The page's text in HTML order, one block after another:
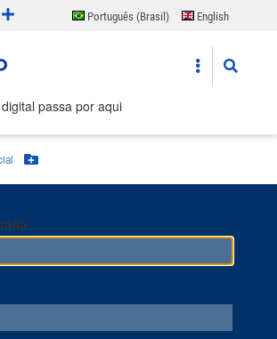
Português (Brasil)
English
passa por aqui
Botão Menu